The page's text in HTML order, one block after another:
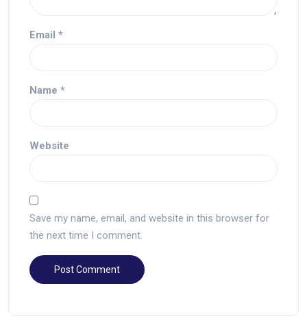
Email *
Name *
Website
Save my name, email, and website in this browser for
the next time I comment.